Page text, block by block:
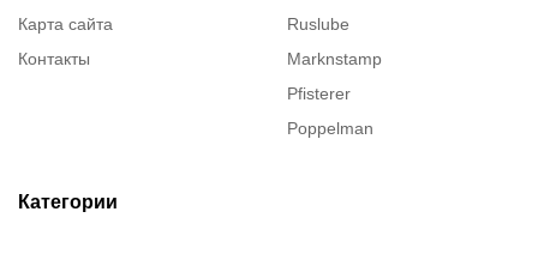
Карта сайта
Контакты
Ruslube
Marknstamp
Pfisterer
Poppelman
Категории